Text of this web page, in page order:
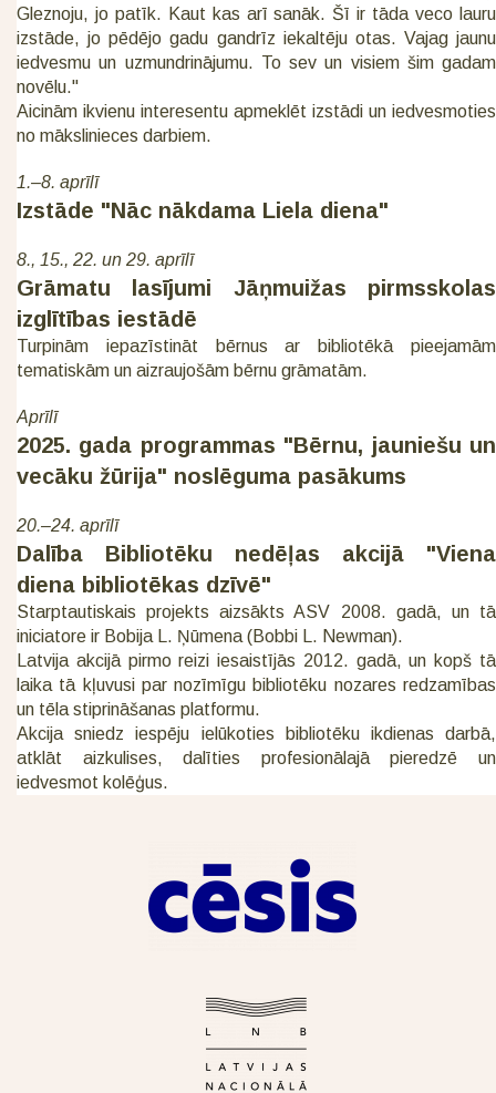
Gleznoju, jo patīk. Kaut kas arī sanāk. Šī ir tāda veco lauru
izstāde, jo pēdējo gadu gandrīz iekaltēju otas. Vajag jaunu
iedvesmu un uzmundrinājumu. To sev un visiem šim gadam
novēlu."
Aicinām ikvienu interesentu apmeklēt izstādi un iedvesmoties
no mākslinieces darbiem.
1.–8. aprīlī
Izstāde "Nāc nākdama Liela diena"
8., 15., 22. un 29. aprīlī
Grāmatu lasījumi Jāņmuižas pirmsskolas
izglītības iestādē
Turpinām iepazīstināt bērnus ar bibliotēkā pieejamām
tematiskām un aizraujošām bērnu grāmatām.
Aprīlī
2025. gada programmas "Bērnu, jauniešu un
vecāku žūrija" noslēguma pasākums
20.–24. aprīlī
Dalība Bibliotēku nedēļas akcijā "Viena
diena bibliotēkas dzīvē"
Starptautiskais projekts aizsākts ASV 2008. gadā, un tā
iniciatore ir Bobija L. Ņūmena (Bobbi L. Newman).
Latvija akcijā pirmo reizi iesaistījās 2012. gadā, un kopš tā
laika tā kļuvusi par nozīmīgu bibliotēku nozares redzamības
un tēla stiprināšanas platformu.
Akcija sniedz iespēju ielūkoties bibliotēku ikdienas darbā,
atklāt aizkulises, dalīties profesionālajā pieredzē un
iedvesmot kolēģus.